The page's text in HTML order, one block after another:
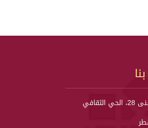
العنوان: مبنى 28، الحي الثقافي